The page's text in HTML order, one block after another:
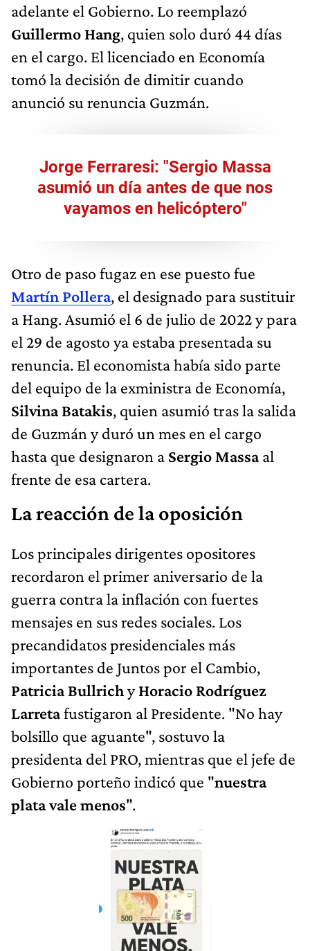
adelante el Gobierno. Lo reemplazó
Guillermo Hang, quien solo duró 44 días
en el cargo. El licenciado en Economía
tomó la decisión de dimitir cuando
anunció su renuncia Guzmán.
Jorge Ferraresi: "Sergio Massa
asumió un día antes de que nos
vayamos en helicóptero"
Otro de paso fugaz en ese puesto fue
Martín Pollera, el designado para sustituir
a Hang. Asumió el 6 de julio de 2022 y para
el 29 de agosto ya estaba presentada su
renuncia. El economista había sido parte
del equipo de la exministra de Economía,
Silvina Batakis, quien asumió tras la salida
de Guzmán y duró un mes en el cargo
hasta que designaron a Sergio Massaal
frente de esa cartera.
La reacción de la oposición
Los principales dirigentes opositores
recordaron el primer aniversario de la
guerra contra la inflación con fuertes
mensajes en sus redes sociales. Los
precandidatos presidenciales más
importantes de Juntos por el Cambio,
Patricia BullrichyHoracio Rodríguez
Larretafustigaron al Presidente. "No hay
bolsillo que aguante", sostuvo la
presidenta del PRO, mientras que el jefe de
Gobierno porteño indicó que "nuestra
plata vale menos".